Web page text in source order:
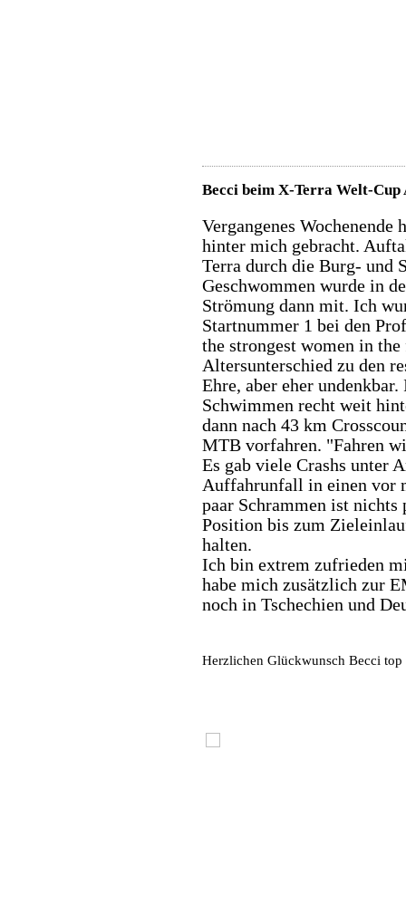
Becci beim X-Terra Welt-
Vergangenes
hinter mich gebracht.
Terra durch die Burg- und
Geschwommen wurde in
Strömung dann mit. Ich
Startnummer 1 bei den
the strongest women in
Altersunterschied zu den
Ehre, aber eher
Schwimmen recht weit
dann nach 43 km
MTB vorfahren. "Fahren
Es gab viele Crashs unter
Auffahrunfall in einen vor
paar Schrammen ist
Position bis zum
halten.
Ich bin extrem zufrieden
habe mich zusätzlich zur
noch in Tschechien und
Herzlichen Glückwunsch Becci